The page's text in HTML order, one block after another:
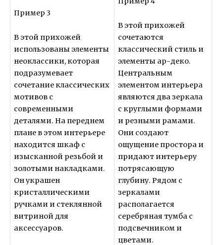
Пример 3
В этой прихожей
использованы элементы
неоклассики, которая
подразумевает
сочетание классических
мотивов с
современными
деталями. На переднем
плане в этом интерьере
находится шкаф с
изысканной резьбой и
золотыми накладками.
Он украшен
кристаллическими
ручками и стеклянной
витриной для
аксессуаров.
В этой прихожей
сочетаются
классический стиль и
элементы ар-деко.
Центральным
элементом интерьера
являются два зеркала
с круглыми формами
и резными рамами.
Они создают
ощущение простора и
придают интерьеру
потрясающую
глубину. Рядом с
зеркалами
располагается
серебряная тумба с
подсвечником и
цветами.